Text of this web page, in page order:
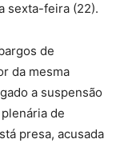
sexta-feira (22).
de
da mesma
a suspensão
de
presa, acusada